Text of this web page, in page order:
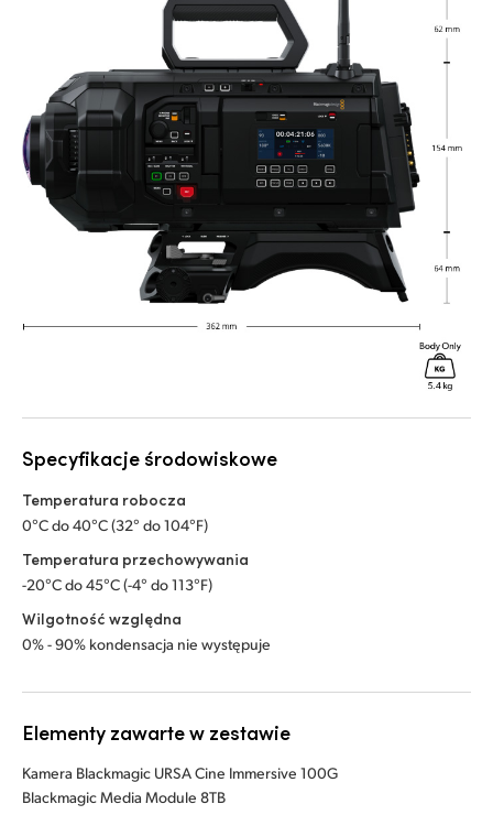
Specyfikacje środowiskowe
Temperatura robocza
0°C do 40°C (32° do 104°F)
Temperatura przechowywania
-20°C do 45°C (-4° do 113°F)
Wilgotność względna
0% - 90% kondensacja nie występuje
Elementy zawarte w zestawie
Kamera Blackmagic URSA Cine Immersive 100G
Blackmagic Media Module 8TB